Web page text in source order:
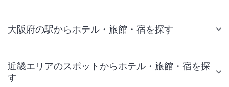
大阪府の駅からホテル・旅館・宿を探す
近畿エリアのスポットからホテル・旅館・宿を探
す